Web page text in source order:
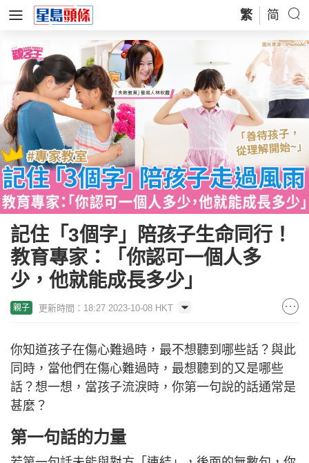
繁 简
記住「3個字」陪孩子生命同行！
教育專家：「你認可一個人多
少，他就能成長多少」
親子 更新時間：18:27 2023-10-08 HKT
你知道孩子在傷心難過時，最不想聽到哪些話？與此
同時，當他們在傷心難過時，最想聽到的又是哪些
話？想一想，當孩子流淚時，你第一句說的話通常是
甚麼？
第一句話的力量